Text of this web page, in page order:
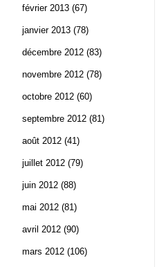
février 2013 (67)
janvier 2013 (78)
décembre 2012 (83)
novembre 2012 (78)
octobre 2012 (60)
septembre 2012 (81)
août 2012 (41)
juillet 2012 (79)
juin 2012 (88)
mai 2012 (81)
avril 2012 (90)
mars 2012 (106)